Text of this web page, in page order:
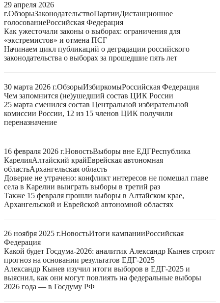
29 апреля 2026
г.ОбзорыЗаконодательствоПартииДистанционное
голосованиеРоссийская Федерация
Как ужесточали законы о выборах: ограничения для
«экстремистов» и отмена ПСГ
Начинаем цикл публикаций о деградации российского
законодательства о выборах за прошедшие пять лет
30 марта 2026 г.ОбзорыИзбиркомыРоссийская Федерация
Чем запомнится (не)ушедший состав ЦИК России
25 марта сменился состав Центральной избирательной
комиссии России, 12 из 15 членов ЦИК получили
переназначение
16 февраля 2026 г.НовостьВыборы вне ЕДГРеспублика
КарелияАлтайский крайЕврейская автономная
областьАрхангельская область
Доверие не утрачено: конфликт интересов не помешал главе
села в Карелии выиграть выборы в третий раз
Также 15 февраля прошли выборы в Алтайском крае,
Архангельской и Еврейской автономной областях
26 ноября 2025 г.НовостьИтоги кампанииРоссийская
Федерация
Какой будет Госдума-2026: аналитик Александр Кынев строит
прогноз на основании результатов ЕДГ-2025
Александр Кынев изучил итоги выборов в ЕДГ-2025 и
выяснил, как они могут повлиять на федеральные выборы
2026 года — в Госдуму РФ